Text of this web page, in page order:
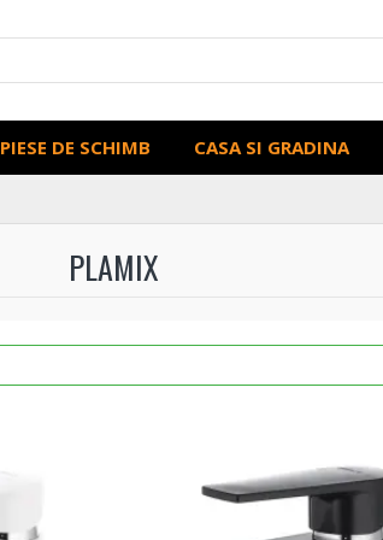
PIESE DE SCHIMB CASA SI GRADINA
PLAMIX